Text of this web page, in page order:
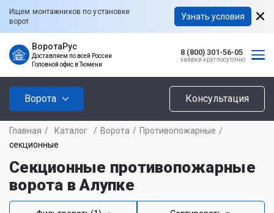
Ищем монтажников по установке
ворот
Узнать условия
ВоротаРус
Доставляем по всей России
Головной офис в Тюмени
8 (800) 301-56-05
заявки круглосуточно
Ворота Консультация
Главная / Каталог / Ворота / Противопожарные /
секционные
Секционные противопожарные
ворота в Алупке